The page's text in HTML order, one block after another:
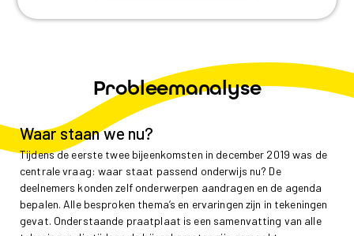
Probleemanalyse
Waar staan we nu?
Tijdens de eerste twee bijeenkomsten in december 2019 was de
centrale vraag: waar staat passend onderwijs nu? De
deelnemers konden zelf onderwerpen aandragen en de agenda
bepalen. Alle besproken thema’s en ervaringen zijn in tekeningen
gevat. Onderstaande praatplaat is een samenvatting van alle